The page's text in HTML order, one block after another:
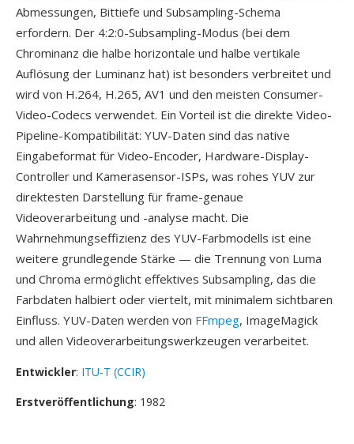
Abmessungen, Bittiefe und Subsampling-Schema
erfordern. Der 4:2:0-Subsampling-Modus (bei dem
Chrominanz die halbe horizontale und halbe vertikale
Auflösung der Luminanz hat) ist besonders verbreitet und
wird von H.264, H.265, AV1 und den meisten Consumer-
Video-Codecs verwendet. Ein Vorteil ist die direkte Video-
Pipeline-Kompatibilität: YUV-Daten sind das native
Eingabeformat für Video-Encoder, Hardware-Display-
Controller und Kamerasensor-ISPs, was rohes YUV zur
direktesten Darstellung für frame-genaue
Videoverarbeitung und -analyse macht. Die
Wahrnehmungseffizienz des YUV-Farbmodells ist eine
weitere grundlegende Stärke — die Trennung von Luma
und Chroma ermöglicht effektives Subsampling, das die
Farbdaten halbiert oder viertelt, mit minimalem sichtbaren
Einfluss. YUV-Daten werden von FFmpeg, ImageMagick
und allen Videoverarbeitungswerkzeugen verarbeitet.
Entwickler: ITU-T (CCIR)
Erstveröffentlichung: 1982